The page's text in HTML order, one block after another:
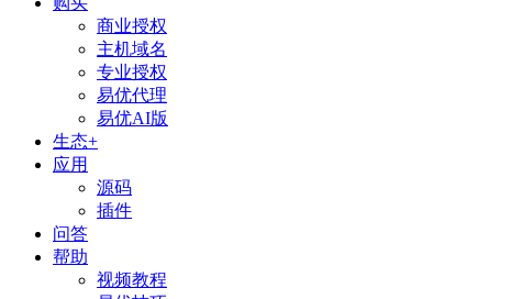
商业授权
主机域名
专业授权
易优代理
易优AI版
生态+
应用
源码
插件
问答
帮助
视频教程